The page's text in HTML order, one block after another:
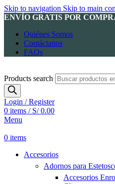
Skip to navigation Skip to main
ENVÍO GRATIS POR
Quiénes Somos
Contáctanos
FAQs
Products search
Login / Register
0 items / S/0.00
Menu
0 items
Accesorios
Adornos para
Accesorios